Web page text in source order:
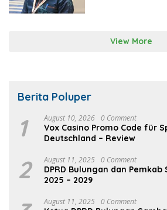
View More
Berita Poluper
1 August 10, 2026 0 Comment
Vox Casino Promo Code für
Deutschland – Review
2 August 11, 2025 0 Comment
DPRD Bulungan dan Pemkab
2025 – 2029
August 11, 2025 0 Comment